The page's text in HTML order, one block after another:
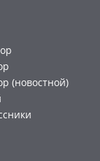
(новостной)